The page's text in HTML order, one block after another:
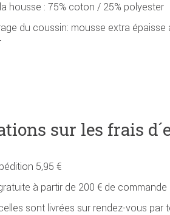
housse : 75% coton / 25% polyester
du coussin: mousse extra
sur les frais
5,95 €
à partir de 200 € de commande
sont livrées sur rendez-vous par